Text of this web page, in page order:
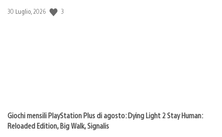
Data
30 Luglio, 2026 3
Giochi mensili PlayStation Plus di agosto: Dying Light 2 Stay Human:
Reloaded Edition, Big Walk, Signalis